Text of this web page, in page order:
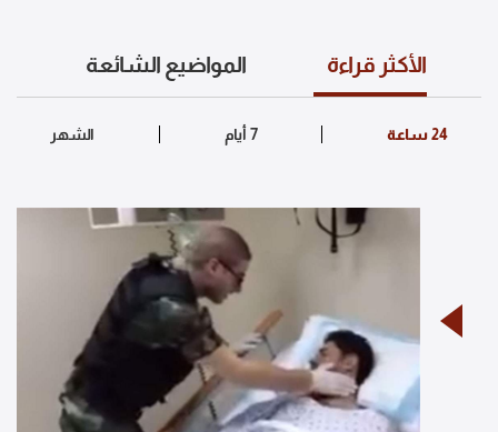
الأكثر قراءة المواضيع الشائعة